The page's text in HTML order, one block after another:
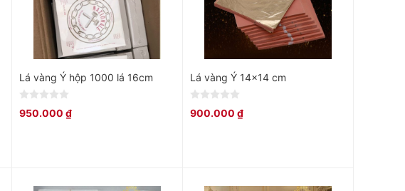
Lá vàng Ý hộp 1000 lá 16cm
0
out
950.000₫
Lá vàng Ý 14×14 cm
0
out
900.000 ₫